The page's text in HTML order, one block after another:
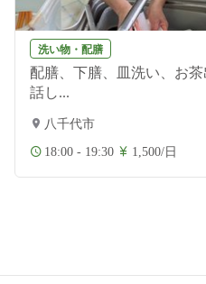
洗い物・配膳
配膳、下膳、皿洗い、お
話し...
八千代市
18:00 - 19:30 1,500/日